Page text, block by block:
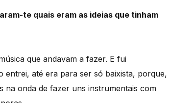
te quais eram as ideias que tinham
que andavam a fazer. E fui
entrei, até era para ser só baixista, porque,
na onda de fazer uns instrumentais com